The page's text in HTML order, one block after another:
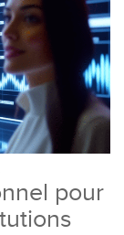
pour